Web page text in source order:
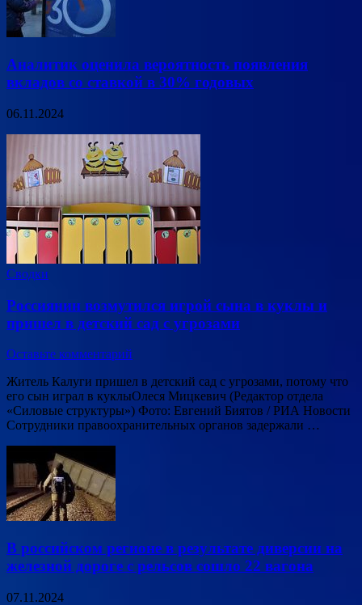
Аналитик оценила вероятность появления
вкладов со ставкой в 30% годовых
06.11.2024
Сводки
Россиянин возмутился игрой сына в куклы и
пришел в детский сад с угрозами
Оставьте комментарий
Житель Калуги пришел в детский сад с угрозами, потому что
его сын играл в куклыОлеся Мицкевич (Редактор отдела
«Силовые структуры») Фото: Евгений Биятов / РИА Новости
Сотрудники правоохранительных органов задержали …
В российском регионе в результате диверсии на
железной дороге с рельсов сошло 22 вагона
07.11.2024